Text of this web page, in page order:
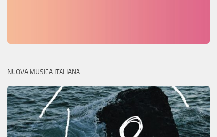
NUOVA MUSICA ITALIANA